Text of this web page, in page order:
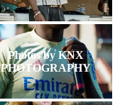
Photos by KNX
PHOTOGRAPHY